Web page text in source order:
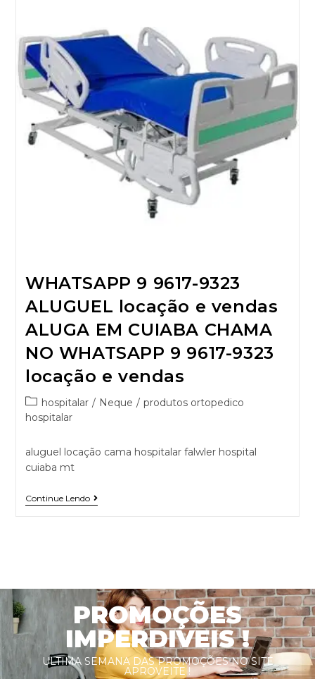
WHATSAPP 9 9617-9323
ALUGUEL locação e vendas
ALUGA EM CUIABA CHAMA
NO WHATSAPP 9 9617-9323
locação e vendas
hospitalar / Neque / produtos ortopedico
hospitalar
aluguel locação cama hospitalar falwler hospital
cuiaba mt
Continue Lendo
PROMOÇÕES
IMPERDIVEIS !
ULTIMA SEMANA DAS PROMOÇÕES NO SITE
APROVEITE !